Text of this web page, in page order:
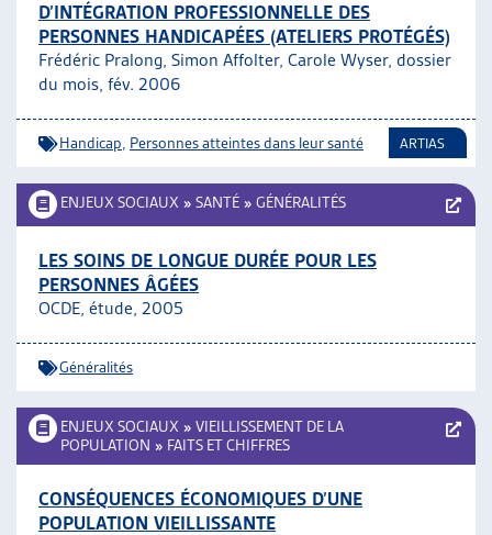
D’INTÉGRATION PROFESSIONNELLE DES
PERSONNES HANDICAPÉES (ATELIERS PROTÉGÉS)
Frédéric Pralong, Simon Affolter, Carole Wyser, dossier
du mois, fév. 2006
Handicap Personnes atteintes dans leur santé ARTIAS
ENJEUX SOCIAUX » SANTÉ » GÉNÉRALITÉS
LES SOINS DE LONGUE DURÉE POUR LES
PERSONNES ÂGÉES
OCDE, étude, 2005
Généralités
ENJEUX SOCIAUX » VIEILLISSEMENT DE LA
POPULATION » FAITS ET CHIFFRES
CONSÉQUENCES ÉCONOMIQUES D’UNE
POPULATION VIEILLISSANTE